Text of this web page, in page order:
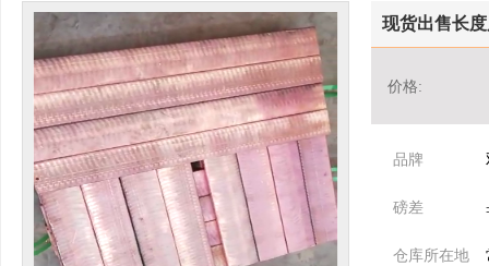
现货出售长
价格:
品牌
磅差
仓库所在地